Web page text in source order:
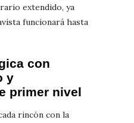
extendido, ya
funcionará hasta
con
y
primer nivel
rincón con la